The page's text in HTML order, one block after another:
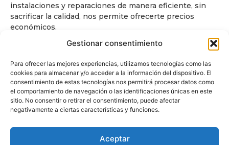
Gestionar consentimiento
Para ofrecer las mejores experiencias, utilizamos tecnologías como las
cookies para almacenar y/o acceder a la información del dispositivo. El
consentimiento de estas tecnologías nos permitirá procesar datos como
el comportamiento de navegación o las identificaciones únicas en este
sitio. No consentir o retirar el consentimiento, puede afectar
negativamente a ciertas características y funciones.
Aceptar
instalaciones y reparaciones de manera eficiente, sin
sacrificar la calidad, nos permite ofrecerte precios
económicos.
© Copyrightwww.fontanerovalencia24.com